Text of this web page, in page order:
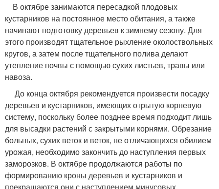
В октябре занимаются пересадкой плодовых
кустарников на постоянное место обитания, а также
начинают подготовку деревьев к зимнему сезону. Для
этого производят тщательное рыхление околоствольных
кругов, а затем после тщательного полива делают
утепление почвы с помощью сухих листьев, травы или
навоза.
До конца октября рекомендуется произвести посадку
деревьев и кустарников, имеющих отрытую корневую
систему, поскольку более позднее время подходит лишь
для высадки растений с закрытыми корнями. Обрезание
больных, сухих веток и веток, не отличающихся обилием
урожая, необходимо закончить до наступления первых
заморозков. В октябре продолжаются работы по
формированию кроны деревьев и кустарников и